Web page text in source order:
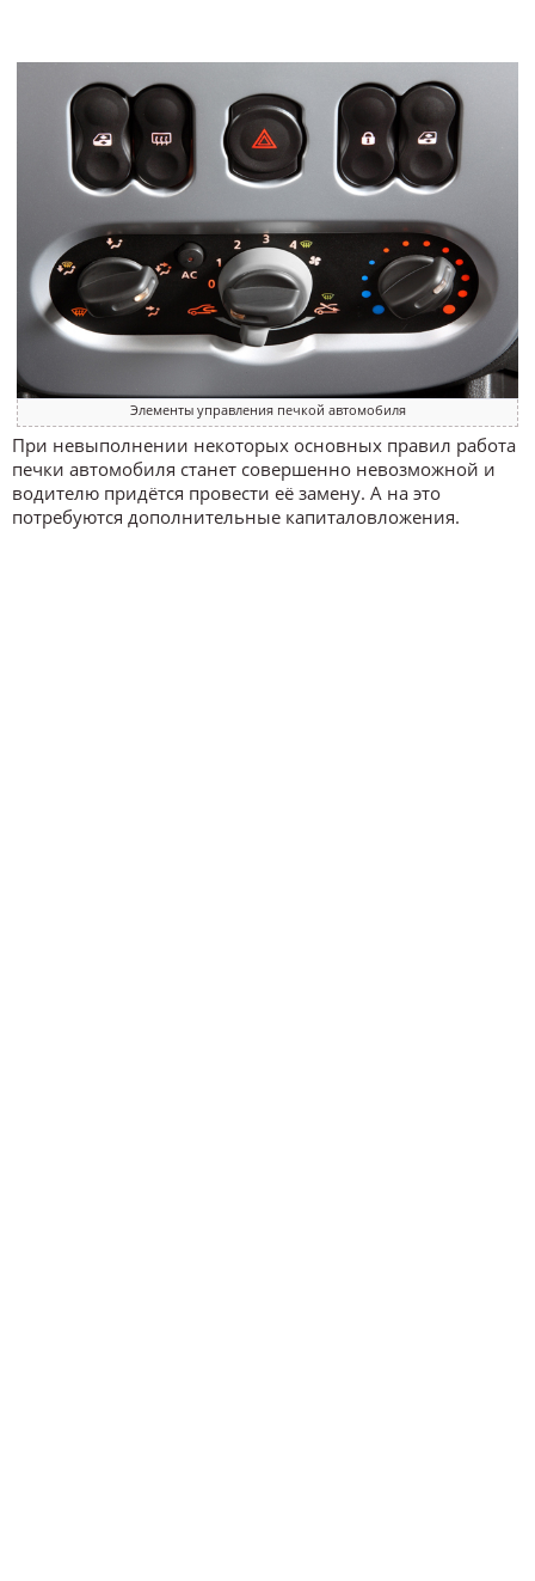
Элементы управления печкой автомобиля
При невыполнении некоторых основных правил работа
печки автомобиля станет совершенно невозможной и
водителю придётся провести её замену. А на это
потребуются дополнительные капиталовложения.